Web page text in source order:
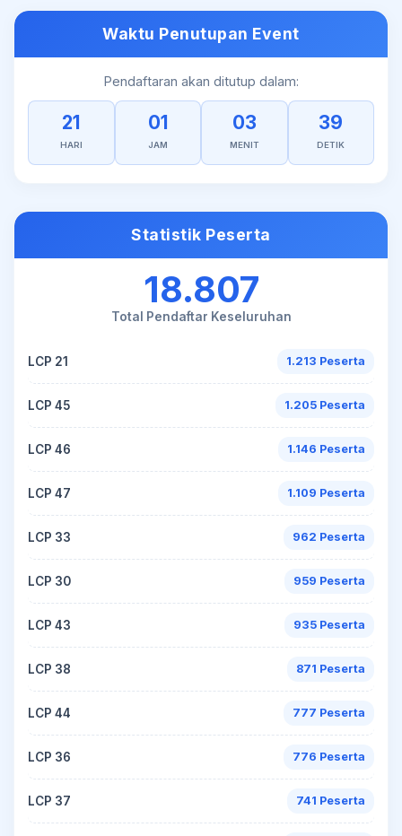
Waktu Penutupan Event
Pendaftaran akan ditutup dalam:
21
HARI
01
JAM
03
MENIT
39
DETIK
Statistik Peserta
18.807
Total Pendaftar Keseluruhan
LCP 21 1.213 Peserta
LCP 45 1.205 Peserta
LCP 46 1.146 Peserta
LCP 47 1.109 Peserta
LCP 33 962 Peserta
LCP 30 959 Peserta
LCP 43 935 Peserta
LCP 38 871 Peserta
LCP 44 777 Peserta
LCP 36 776 Peserta
LCP 37 741 Peserta